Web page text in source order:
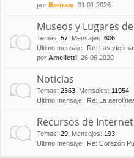
por Bertram , 31 01 2026
Museos y Lugares
Temas: 57 Mensajes: 606
Último mensaje:
Re: Las
por Amelletti , 26 06 2020
Noticias
Temas: 2363 Mensajes: 11954
Último mensaje:
Re: La
Recursos de Internet
Temas: 29 Mensajes: 193
Último mensaje:
Re: Corazón